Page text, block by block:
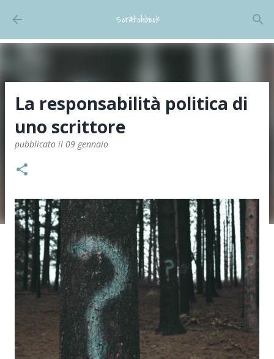
Passa ai contenuti principali
Scratchbook
La responsabilità politica di
uno scrittore
pubblicato il 09 gennaio